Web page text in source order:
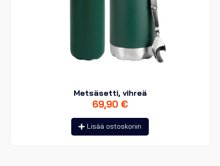
Metsäsetti, vihreä
69,90 €
Lisää ostoskoriin